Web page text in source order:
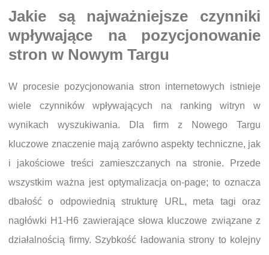
Jakie są najważniejsze czynniki
wpływające na pozycjonowanie
stron w Nowym Targu
W procesie pozycjonowania stron internetowych istnieje
wiele czynników wpływających na ranking witryn w
wynikach wyszukiwania. Dla firm z Nowego Targu
kluczowe znaczenie mają zarówno aspekty techniczne, jak
i jakościowe treści zamieszczanych na stronie. Przede
wszystkim ważna jest optymalizacja on-page; to oznacza
dbałość o odpowiednią strukturę URL, meta tagi oraz
nagłówki H1-H6 zawierające słowa kluczowe związane z
działalnością firmy. Szybkość ładowania strony to kolejny